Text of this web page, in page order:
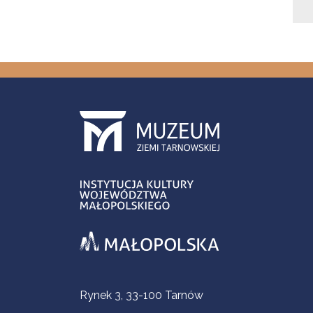
Informacje kontaktowe
Rynek 3, 33-100 Tarnów